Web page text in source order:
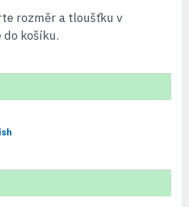
rozměr a tloušťku v
košíku.